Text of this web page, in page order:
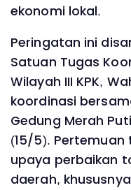
ekonomi lokal.
Peringatan ini
Satuan Tugas
Wilayah III KPK,
koordinasi
Gedung Merah
(15/5).
upaya perbaikan
daerah,